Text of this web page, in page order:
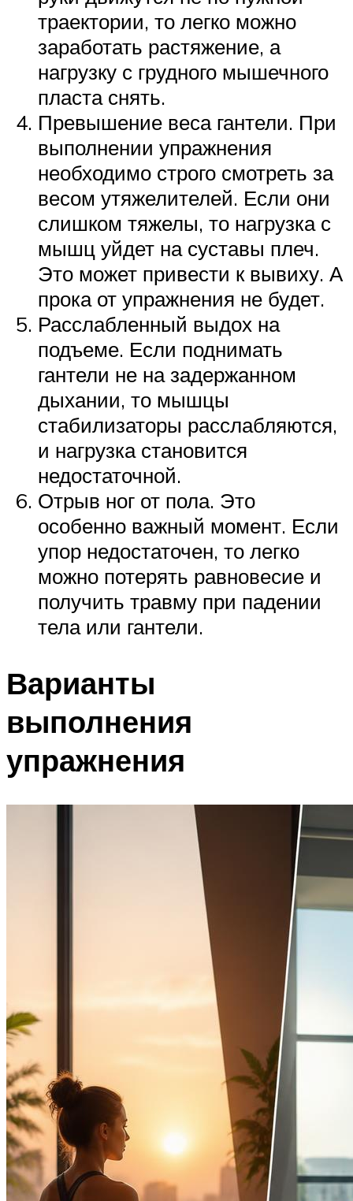
траектории, то легко можно
заработать растяжение, а
нагрузку с грудного мышечного
пласта снять.
Превышение веса гантели. При
выполнении упражнения
необходимо строго смотреть за
весом утяжелителей. Если они
слишком тяжелы, то нагрузка с
мышц уйдет на суставы плеч.
Это может привести к вывиху. А
прока от упражнения не будет.
Расслабленный выдох на
подъеме. Если поднимать
гантели не на задержанном
дыхании, то мышцы
стабилизаторы расслабляются,
и нагрузка становится
недостаточной.
Отрыв ног от пола. Это
особенно важный момент. Если
упор недостаточен, то легко
можно потерять равновесие и
получить травму при падении
тела или гантели.
Варианты
выполнения
упражнения